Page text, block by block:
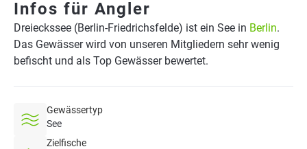
Infos für Angler
Dreieckssee (Berlin-Friedrichsfelde) ist ein See in Berlin.
Das Gewässer wird von unseren Mitgliedern sehr wenig
befischt und als Top Gewässer bewertet.
Gewässertyp
See
Zielfische